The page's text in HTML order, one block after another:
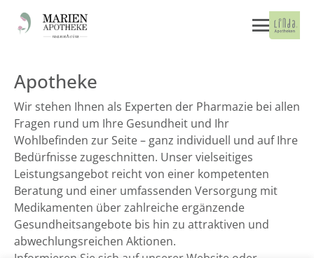
Apotheke
Wir stehen Ihnen als Experten der Pharmazie bei allen
Fragen rund um Ihre Gesundheit und Ihr
Wohlbefinden zur Seite – ganz individuell und auf Ihre
Bedürfnisse zugeschnitten. Unser vielseitiges
Leistungsangebot reicht von einer kompetenten
Beratung und einer umfassenden Versorgung mit
Medikamenten über zahlreiche ergänzende
Gesundheitsangebote bis hin zu attraktiven und
abwechlungsreichen Aktionen.